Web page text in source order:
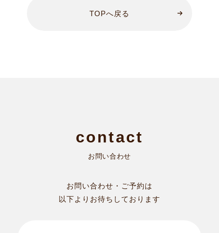
TOPへ戻る
お問い合わせ
お問い合わせ・ご予約は
以下よりお待ちしております